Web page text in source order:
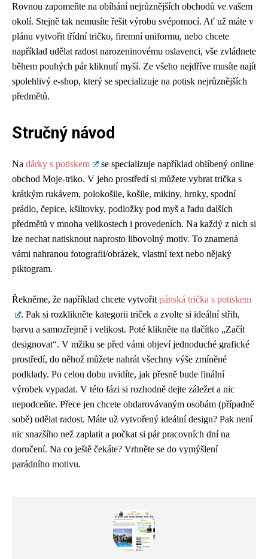
Rovnou zapomeňte na obíhání nejrůznějších obchodů ve vašem
okolí. Stejně tak nemusíte řešit výrobu svépomocí. Ať už máte v
plánu vytvořit třídní tričko, firemní uniformu, nebo chcete
například udělat radost narozeninovému oslavenci, vše zvládnete
během pouhých pár kliknutí myší. Ze všeho nejdříve musíte najít
spolehlivý e-shop, který se specializuje na potisk nejrůznějších
předmětů.
Stručný návod
Na dárky s potiskem
se specializuje například oblíbený online
obchod Moje-triko. V jeho prostředí si můžete vybrat trička s
krátkým rukávem, polokošile, košile, mikiny, hrnky, spodní
prádlo, čepice, kšiltovky, podložky pod myš a řadu dalších
předmětů v mnoha velikostech i provedeních. Na každý z nich si
lze nechat natisknout naprosto libovolný motiv. To znamená
vámi nahranou fotografii/obrázek, vlastní text nebo nějaký
piktogram.
Řekněme, že například chcete vytvořit pánská trička s potiskem
. Pak si rozklikněte kategorii triček a zvolte si ideální střih,
barvu a samozřejmě i velikost. Poté klikněte na tlačítko „Začít
designovat“. V mžiku se před vámi objeví jednoduché grafické
prostředí, do něhož můžete nahrát všechny výše zmíněné
podklady. Po celou dobu uvidíte, jak přesně bude finální
výrobek vypadat. V této fázi si rozhodně dejte záležet a nic
nepodceňte. Přece jen chcete obdarovávaným osobám (případně
sobě) udělat radost. Máte už vytvořený ideální design? Pak není
nic snazšího než zaplatit a počkat si pár pracovních dní na
doručení. Na co ještě čekáte? Vrhněte se do vymýšlení
parádního motivu.